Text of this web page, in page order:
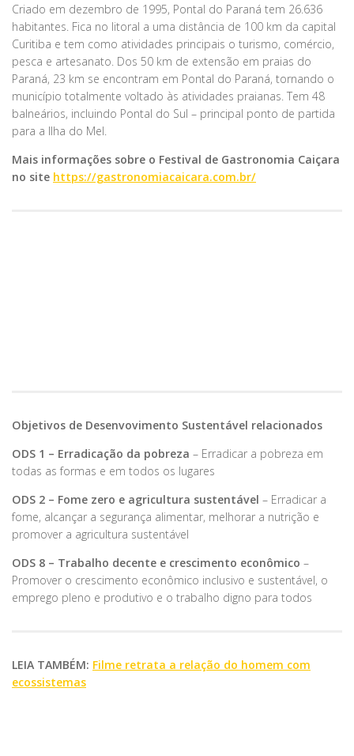
Criado em dezembro de 1995, Pontal do Paraná tem 26.636
habitantes. Fica no litoral a uma distância de 100 km da capital
Curitiba e tem como atividades principais o turismo, comércio,
pesca e artesanato. Dos 50 km de extensão em praias do
Paraná, 23 km se encontram em Pontal do Paraná, tornando o
município totalmente voltado às atividades praianas. Tem 48
balneários, incluindo Pontal do Sul – principal ponto de partida
para a Ilha do Mel.
Mais informações sobre o Festival de Gastronomia Caiçara
no site https://gastronomiacaicara.com.br/
Objetivos de Desenvovimento Sustentável relacionados
ODS 1 – Erradicação da pobreza – Erradicar a pobreza em
todas as formas e em todos os lugares
ODS 2 – Fome zero e agricultura sustentável – Erradicar a
fome, alcançar a segurança alimentar, melhorar a nutrição e
promover a agricultura sustentável
ODS 8 – Trabalho decente e crescimento econômico –
Promover o crescimento econômico inclusivo e sustentável, o
emprego pleno e produtivo e o trabalho digno para todos
LEIA TAMBÉM: Filme retrata a relação do homem com
ecossistemas